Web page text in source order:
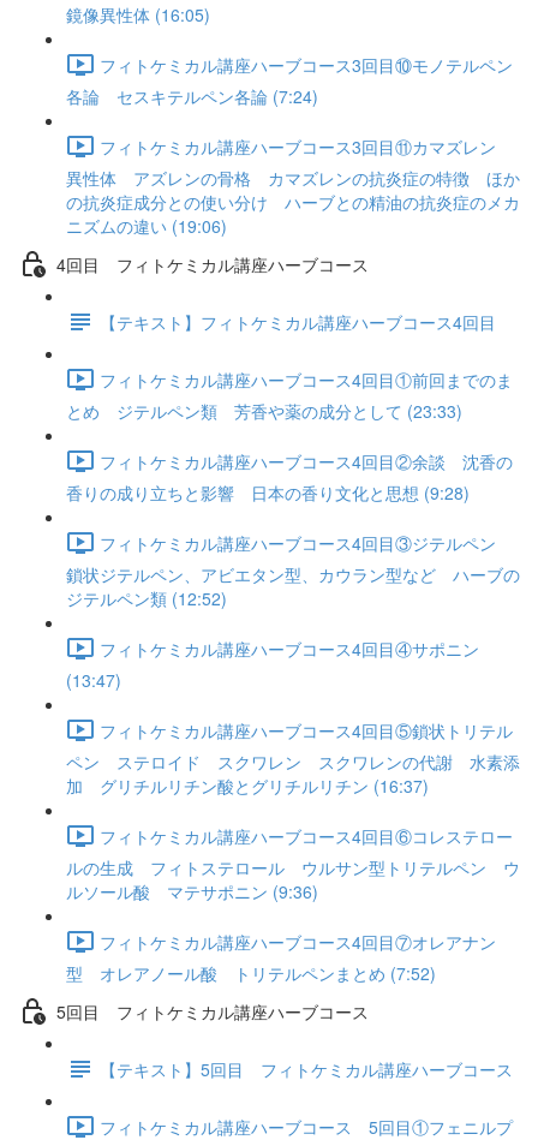
鏡像異性体 (16:05)
フィトケミカル講座ハーブコース3回目⑩モノテルペン
各論 セスキテルペン各論 (7:24)
フィトケミカル講座ハーブコース3回目⑪カマズレン
異性体 アズレンの骨格 カマズレンの抗炎症の特徴 ほか
の抗炎症成分との使い分け ハーブとの精油の抗炎症のメカ
ニズムの違い (19:06)
4回目 フィトケミカル講座ハーブコース
【テキスト】フィトケミカル講座ハーブコース4回目
フィトケミカル講座ハーブコース4回目①前回までのま
とめ ジテルペン類 芳香や薬の成分として (23:33)
フィトケミカル講座ハーブコース4回目②余談 沈香の
香りの成り立ちと影響 日本の香り文化と思想 (9:28)
フィトケミカル講座ハーブコース4回目③ジテルペン
鎖状ジテルペン、アビエタン型、カウラン型など ハーブの
ジテルペン類 (12:52)
フィトケミカル講座ハーブコース4回目④サポニン
(13:47)
フィトケミカル講座ハーブコース4回目⑤鎖状トリテル
ペン ステロイド スクワレン スクワレンの代謝 水素添
加 グリチルリチン酸とグリチルリチン (16:37)
フィトケミカル講座ハーブコース4回目⑥コレステロー
ルの生成 フィトステロール ウルサン型トリテルペン ウ
ルソール酸 マテサポニン (9:36)
フィトケミカル講座ハーブコース4回目⑦オレアナン
型 オレアノール酸 トリテルペンまとめ (7:52)
5回目 フィトケミカル講座ハーブコース
【テキスト】5回目 フィトケミカル講座ハーブコース
フィトケミカル講座ハーブコース 5回目①フェニルプ